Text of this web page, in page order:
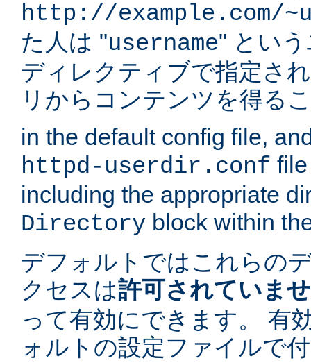
http://example.com/
た人は "username" とい
ディレクティブで指定さ
リからコンテンツを得る
in the default config file,
httpd-userdir.conf
including the appropriate
Directory block within
デフォルトではこれらの
クセスは許可されていま
って有効にできます。 有
ォルトの設定ファイルで